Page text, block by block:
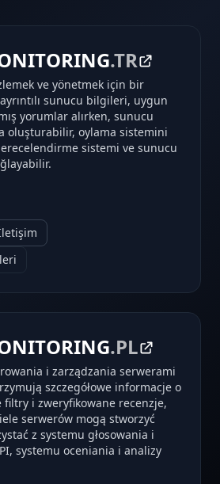
.TR
ve yönetmek için bir
sunucu bilgileri, uygun
yorumlar alırken, sunucu
oluşturabilir, oylama sistemini
sistemi ve sunucu
.PL
i zarządzania serwerami
szczegółowe informacje o
i zweryfikowane recenzje,
serwerów mogą stworzyć
z systemu głosowania i
systemu oceniania i analizy